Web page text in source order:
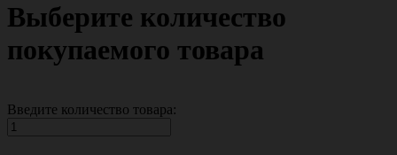
Выберите количество
покупаемого товара
Введите количество товара: